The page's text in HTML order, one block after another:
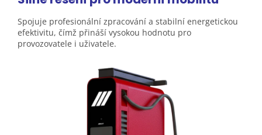
Spojuje profesionální zpracování a stabilní energetickou
efektivitu, čímž přináší vysokou hodnotu pro
provozovatele i uživatele.